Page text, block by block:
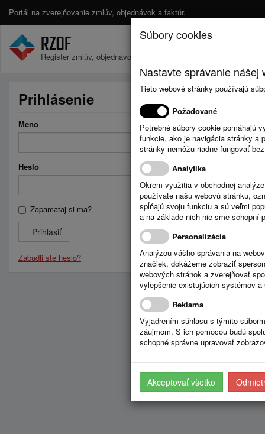
Portál na zverejňovanie zmlúv, objednávok a faktúr.
Register zmlúv, objednávok a faktúr.
Prihlásenie
Meno
Heslo
Zapamataj si ma?
Prihlásiť
Zabudli ste heslo?
Súbory cookies
Nastavte správanie
Tieto webové stránky používajú
Požadované
Potrebné súbory cookie pomáhajú
funkcie, ako je navigácia stránky a
stránky nemôžu riadne fungovať
Analytika
Okrem využitia v obchodnej
používate našu webovú stránku,
spĺňajú svoju funkciu a sú veľmi
a na základe nich nie sme schopní
Personalizácia
Analýzou vášho správania na
značiek, dokážeme zobraziť
webových stránok a zverejňovať
vylepšenie existujúcich systémov
Reklama
Vyjadrením súhlasu s týmito
záujmom. S ich pomocou budú
schopné správne upravovať
Akceptovať všetko